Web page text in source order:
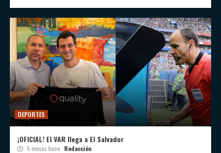
DEPORTES
¡OFICIAL! El VAR llega a El Salvador
5 meses hace Redacción